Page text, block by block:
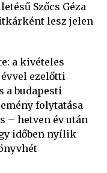
Szőcs Géza
lesz jelen
a kivételes
ezelőtti
a budapesti
folytatása
– hetven év után
időben nyílik